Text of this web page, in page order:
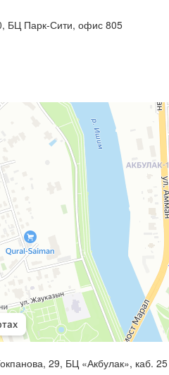
БЦ Парк-Сити, офис 805
29, БЦ «Акбулак», каб. 25